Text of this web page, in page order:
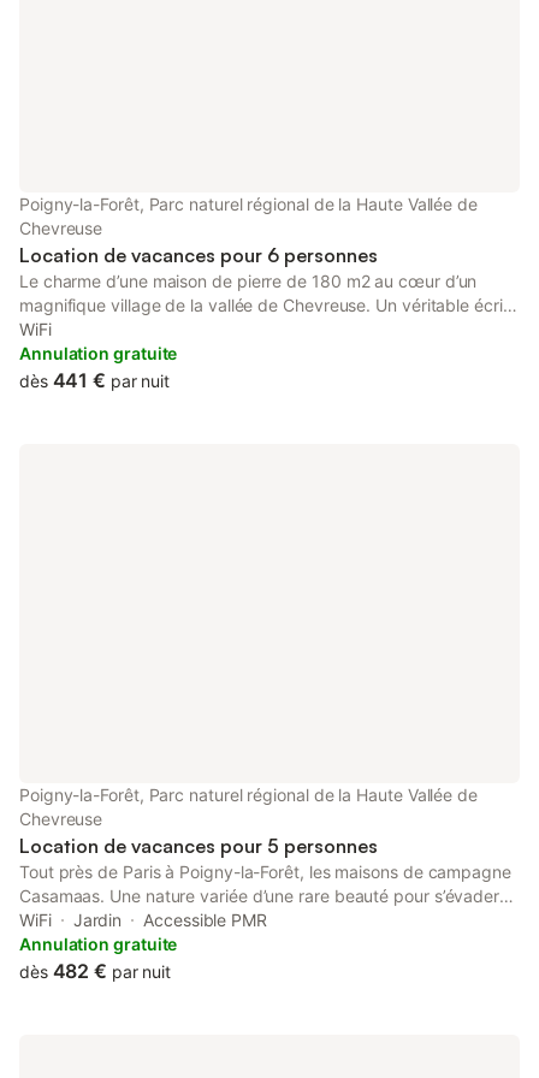
Poigny-la-Forêt, Parc naturel régional de la Haute Vallée de
Chevreuse
Location de vacances pour 6 personnes
Le charme d’une maison de pierre de 180 m2 au cœur d’un
magnifique village de la vallée de Chevreuse. Un véritable écrin
de verdure et tout le confort qu’apporte cette belle restauration,
vous permettra d’allier repos sur la terrasse, balades en forêt
domaniale à pied ou en vélo et la découverte des magnifiques
WiFi
Annulation gratuite
dès 441 € par nuit
Poigny-la-Forêt, Parc naturel régional de la Haute Vallée de
Chevreuse
Location de vacances pour 5 personnes
Tout près de Paris à Poigny-la-Forêt, les maisons de campagne
Casamaas. Une nature variée d’une rare beauté pour s’évader
en se retirant dans l’une des « Casas » CASA MAX Maison avec
jardin 2 suites indépendantes. 155 m2 1 à 4 pers ou 4 pers & 2
jeunes enfants Une longère blanche au milieu des plaines de
WiFi Jardin
Accessible PMR
Annulation gratuite
dès 482 € par nuit